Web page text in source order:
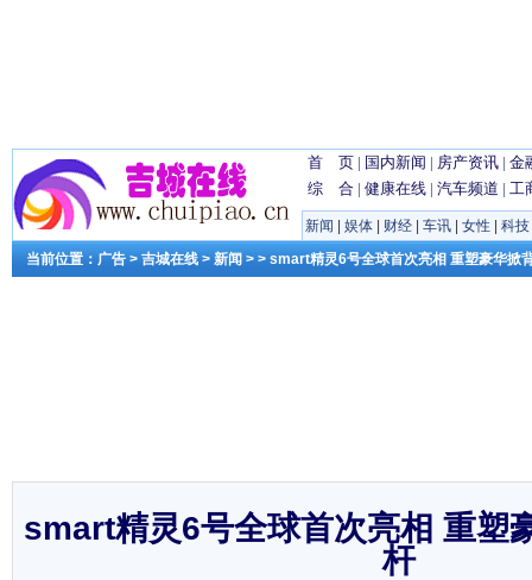
首 页 | 国内新闻 | 房产资讯 | 金
综 合 | 健康在线 | 汽车频道 | 工
新闻 娱体 财经 车讯 女性 科技
当前位置： 广告 > 吉城在线 > 新闻 > > smart精灵6号全球首次亮相 重塑豪华掀
smart精灵6号全球首次亮相 重塑
杆